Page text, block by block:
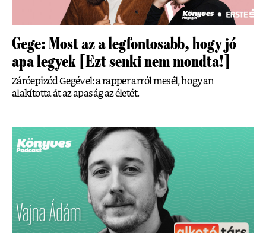
Gege: Most az a legfontosabb, hogy jó
apa legyek [Ezt senki nem mondta!]
Záróepizód Gegével: a rapper arról mesél, hogyan
alakította át az apaság az életét.